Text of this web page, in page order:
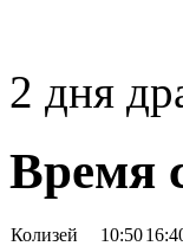
2 дня
Время
Колизей 10:50